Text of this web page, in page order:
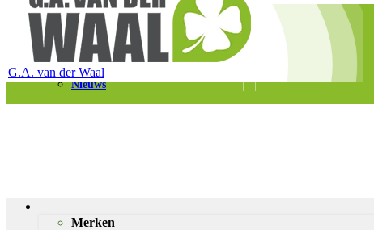
Telefoon 0180 – 421399
Schaapherderweg 6, 2988 CK Ridderkerk
Vacatures
Nieuws
G.A. van der Waal
Merken